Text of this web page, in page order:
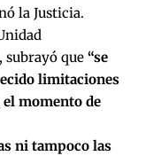
la Justicia.
subrayó que “se
limitaciones
momento de
ni tampoco las